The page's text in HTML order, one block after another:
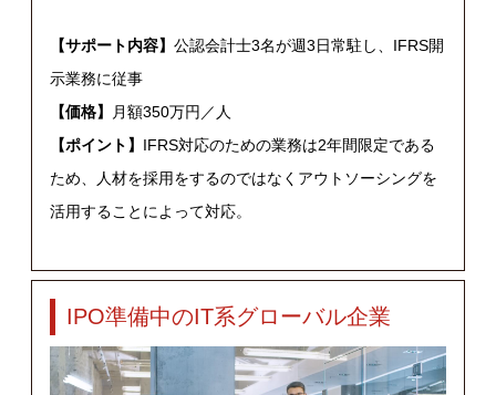
【サポート内容】 公認会計士3名が週3日常駐し、IFRS開
示業務に従事
【価格】
月額350万円／人
【ポイント】 IFRS対応のための業務は2年間限定である
ため、人材を採用をするのではなくアウトソーシングを
活用することによって対応。
IPO準備中のIT系グローバル企業